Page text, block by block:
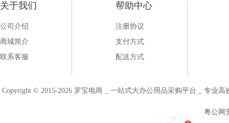
关于我们
公司介绍
商城简介
联系客服
帮助中心
注册协议
支付方式
配送方式
Copyright © 2015-2026 罗宝电商 _ 一站式大办公用品采购平台 _ 专业
粤公网